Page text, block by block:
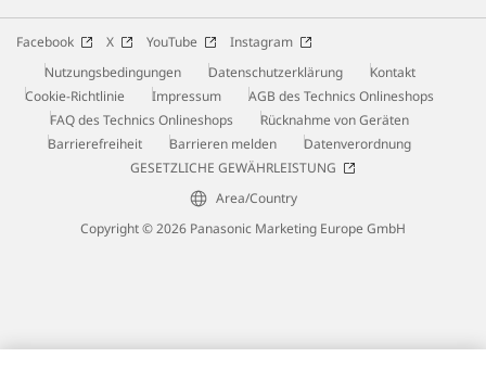
Facebook X YouTube
Instagram
Nutzungsbedingungen
Datenschutzerklärung
Kontakt
Cookie-Richtlinie
Impressum
AGB des Technics Onlineshops
FAQ des Technics Onlineshops
Rücknahme von Geräten
Barrierefreiheit
Barrieren melden
Datenverordnung
GESETZLICHE GEWÄHRLEISTUNG
Area/Country
Copyright © 2026 Panasonic Marketing Europe GmbH